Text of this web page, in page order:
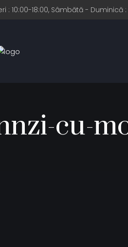
10:00-18:00, Sâmbătă - Duminică :
cu-